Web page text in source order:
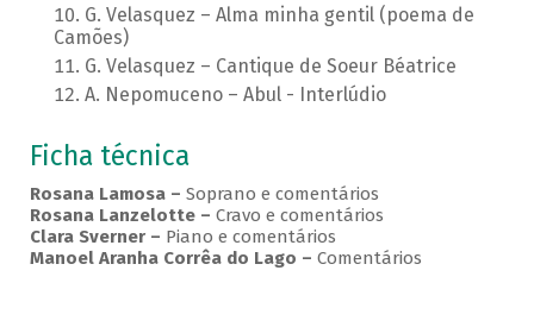
G. Velasquez – Alma minha gentil (poema de
Camões)
G. Velasquez – Cantique de Soeur Béatrice
A. Nepomuceno – Abul - Interlúdio
Ficha técnica
Rosana Lamosa – Soprano e comentários
Rosana Lanzelotte – Cravo e comentários
Clara Sverner – Piano e comentários
Manoel Aranha Corrêa do Lago – Comentários